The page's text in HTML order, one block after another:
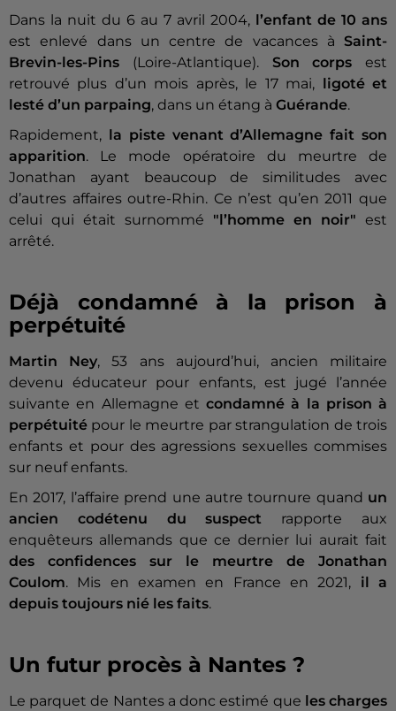
Dans la nuit du 6 au 7 avril 2004, l’enfant de 10 ans
est enlevé dans un centre de vacances à Saint-
Brevin-les-Pins (Loire-Atlantique). Son corps est
retrouvé plus d’un mois après, le 17 mai,
ligoté et
lesté d’un parpaing, dans un étang à Guérande.
Rapidement,
la piste venant d’Allemagne fait son
apparition. Le mode opératoire du meurtre de
Jonathan ayant beaucoup de similitudes avec
d’autres affaires outre-Rhin. Ce n’est qu’en 2011 que
celui qui était surnommé "l’homme en noir" est
arrêté.
Déjà condamné à la prison à
perpétuité
Martin Ney, 53 ans aujourd’hui, ancien militaire
devenu éducateur pour enfants, est jugé l’année
suivante en Allemagne et condamné à la prison à
perpétuité pour le meurtre par strangulation de trois
enfants et pour des agressions sexuelles commises
sur neuf enfants.
En 2017, l’affaire prend une autre tournure quand un
ancien codétenu du suspect rapporte aux
enquêteurs allemands que ce dernier lui aurait fait
des confidences sur le meurtre de Jonathan
Coulom. Mis en examen en France en 2021, il a
depuis toujours nié les faits.
Un futur procès à Nantes ?
Le parquet de Nantes a donc estimé que les charges